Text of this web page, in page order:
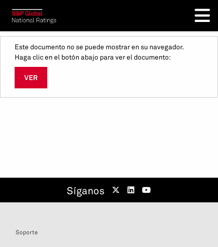
Este documento no se puede mostrar en su navegador.
Haga clic en el botón abajo para ver el documento:
VER
Síganos
Soporte